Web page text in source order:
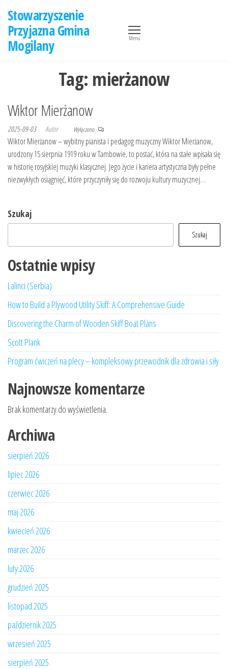
treści
Stowarzyszenie
Przyjazna Gmina
Mogilany
Menu
Tag: mierżanow
Wiktor Mierżanow
2025-09-03 Autor Wyłączono
Wiktor Mierżanow – wybitny pianista i pedagog muzyczny Wiktor Mierżanow,
urodzony 15 sierpnia 1919 roku w Tambowie, to postać, która na stałe wpisała się
w historię rosyjskiej muzyki klasycznej. Jego życie i kariera artystyczna były pełne
niezwykłych osiągnięć, które przyczyniły się do rozwoju kultury muzycznej…
Szukaj
Szukaj
Ostatnie wpisy
Lalinci (Serbia)
How to Build a Plywood Utility Skiff: A Comprehensive Guide
Discovering the Charm of Wooden Skiff Boat Plans
Scott Plank
Program ćwiczeń na plecy – kompleksowy przewodnik dla zdrowia i siły
Najnowsze komentarze
Brak komentarzy do wyświetlenia.
Archiwa
sierpień 2026
lipiec 2026
czerwiec 2026
maj 2026
kwiecień 2026
marzec 2026
luty 2026
grudzień 2025
listopad 2025
październik 2025
wrzesień 2025
sierpień 2025